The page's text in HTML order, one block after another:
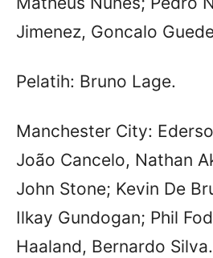
Jimenez, Goncalo
Pelatih: Bruno Lage.
Manchester City:
João Cancelo, Nathan
John Stone; Kevin De
Ilkay Gundogan; Phil
Haaland, Bernardo Silva.